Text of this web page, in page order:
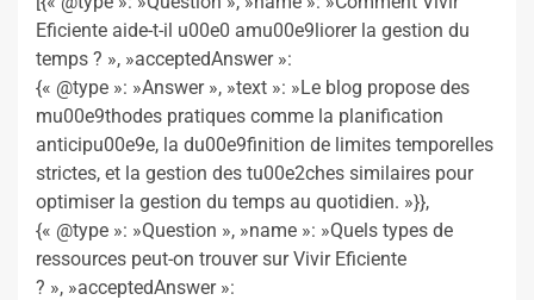
Eficiente aide-t-il u00e0 amu00e9liorer la gestion du
temps ? », »acceptedAnswer »:
{« @type »: »Answer », »text »: »Le blog propose des
mu00e9thodes pratiques comme la planification
anticipu00e9e, la du00e9finition de limites temporelles
strictes, et la gestion des tu00e2ches similaires pour
optimiser la gestion du temps au quotidien. »}},
{« @type »: »Question », »name »: »Quels types de
ressources peut-on trouver sur Vivir Eficiente
? », »acceptedAnswer »: